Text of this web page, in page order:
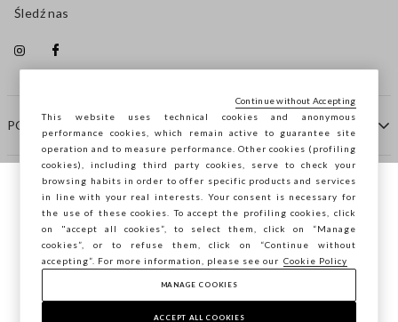
POMOC
FIRMA
KONTAKTY
Śledź nas
Copyright © Ovs S.p.A. P.Iva 04240010274 - Cap. Soc.
290.923.470 -2.4.0
Przeglądasz STEFANEL Italia, chcesz
zapisać swoją lokalizację?
POTWIERDŹ
This website uses technical cookies and anonymous
performance cookies, which remain active to guarantee site
operation and to measure performance. Other cookies (profiling
cookies), including third party cookies, serve to check your
browsing habits in order to offer specific products and services
in line with your real interests. Your consent is necessary for
the use of these cookies. To accept the profiling cookies, click
on "accept all cookies”, to select them, click on “Manage
cookies”, or to refuse them, click on “Continue without
accepting”. For more information, please see our Cookie Policy
MANAGE COOKIES
ACCEPT ALL COOKIES
Continue without Accepting